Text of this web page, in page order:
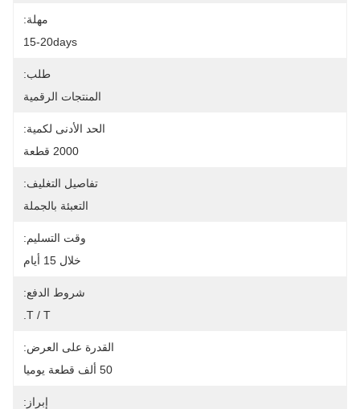
مهلة:
15-20days
طلب:
المنتجات الرقمية
الحد الأدنى لكمية:
2000 قطعة
تفاصيل التغليف:
التعبئة بالجملة
وقت التسليم:
خلال 15 أيام
شروط الدفع:
T / T.
القدرة على العرض:
50 ألف قطعة يوميا
إبراز: